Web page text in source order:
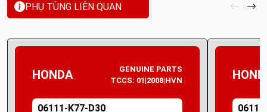
PHỤ TÙNG LIÊN QUAN
HONDA
GENUINE PARTS
TCCS: 01|2008|HVN
06111-K77-D30